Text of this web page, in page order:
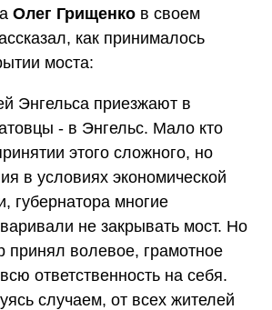
Олег Грищенко в своем
как принималось
моста:
Энгельса приезжают в
- в Энгельс. Мало кто
этого сложного, но
в условиях экономической
губернатора многие
не закрывать мост. Но
принял волевое, грамотное
ответственность на себя.
случаем, от всех жителей